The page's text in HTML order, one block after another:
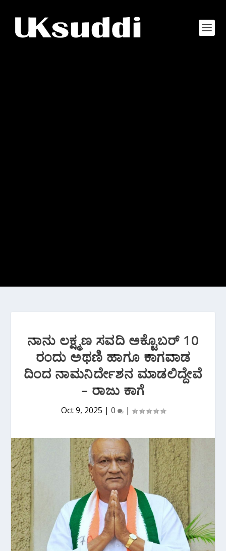
ನಾನು ಲಕ್ಷ್ಮಣ ಸವದಿ ಅಕ್ಟೊಬರ್ 10
ರಂದು ಅಥಣಿ ಹಾಗೂ ಕಾಗವಾಡ
ದಿಂದ ನಾಮನಿರ್ದೇಶನ ಮಾಡಲಿದ್ದೇವೆ
– ರಾಜು ಕಾಗೆ
Oct 9, 2025 | 0 |